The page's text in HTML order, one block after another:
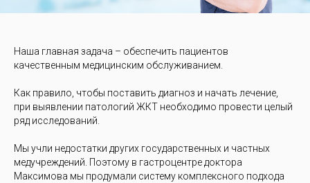
Наша главная задача – обеспечить пациентов
качественным медицинским обслуживанием.
Как правило, чтобы поставить диагноз и начать лечение,
при выявлении патологий ЖКТ необходимо провести целый
ряд исследований.
Мы учли недостатки других государственных и частных
медучреждений. Поэтому в гастроцентре доктора
Максимова мы продумали систему комплексного подхода